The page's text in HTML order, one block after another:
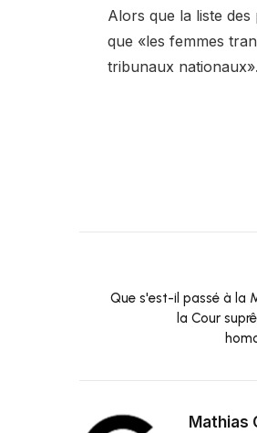
Alors que la liste
que «les femmes
tribunaux nationaux».
Que s'est-il passé à la
la Cour
Mathias